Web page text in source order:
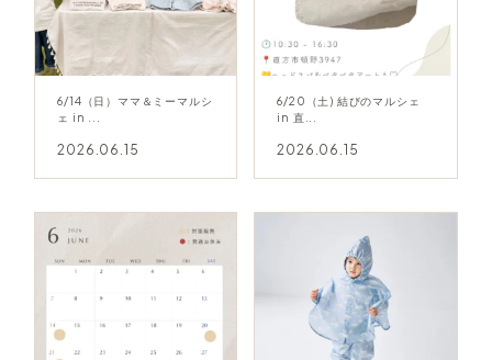
6/14（日）ママ＆ミーマルシ
ェ in ...
2026.06.15
6/20（土) 結びのマルシェ
in 直...
2026.06.15